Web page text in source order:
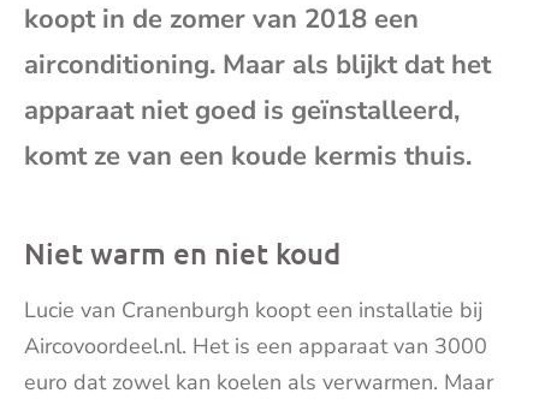
koopt in de zomer van 2018 een
airconditioning. Maar als blijkt dat het
apparaat niet goed is geïnstalleerd,
komt ze van een koude kermis thuis.
Niet warm en niet koud
Lucie van Cranenburgh koopt een installatie bij
Aircovoordeel.nl. Het is een apparaat van 3000
euro dat zowel kan koelen als verwarmen. Maar